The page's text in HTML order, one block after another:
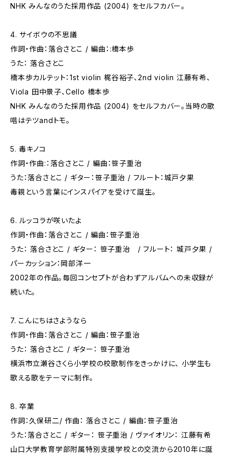
NHK みんなのうた採用作品 (2004) をセルフカバー。
4. サイボウの不思議
作詞・作曲：落合さとこ / 編曲：:橋本歩
うた： 落合さとこ
橋本歩カルテット：1st violin 梶谷裕子、2nd violin 江藤有希、
Viola 田中景子、Cello 橋本歩
NHK みんなのうた採用作品 (2004) をセルフカバー。当時の歌
唱はテツandトモ。
5. 毒キノコ
作詞・作曲:：落合さとこ / 編曲：笹子重治
うた：落合さとこ / ギター：笹子重治 / フルート：城戸夕果
毒親という言葉にインスパイアを受けて誕生。
6. ルッコラが咲いたよ
作詞・作曲：落合さとこ / 編曲：笹子重治
うた： 落合さとこ / ギター： 笹子重治 / フルート： 城戸夕果 /
パーカッション：岡部洋一
2002年の作品。毎回コンセプトが合わずアルバムへの未収録が
続いた。
7. こんにちはさようなら
作詞・作曲：落合さとこ / 編曲：笹子重治
うた： 落合さとこ / ギター： 笹子重治
横浜市立瀬谷さくら小学校の校歌制作をきっかけに、 小学生も
歌える歌をテーマに制作。
8. 卒業
作詞：久保研二/ 作曲： 落合さとこ / 編曲：笹子重治
うた：落合さとこ / ギター： 笹子重治 / ヴァイオリン： 江藤有希
山口大学教育学部附属特別支援学校との交流から2010年に誕